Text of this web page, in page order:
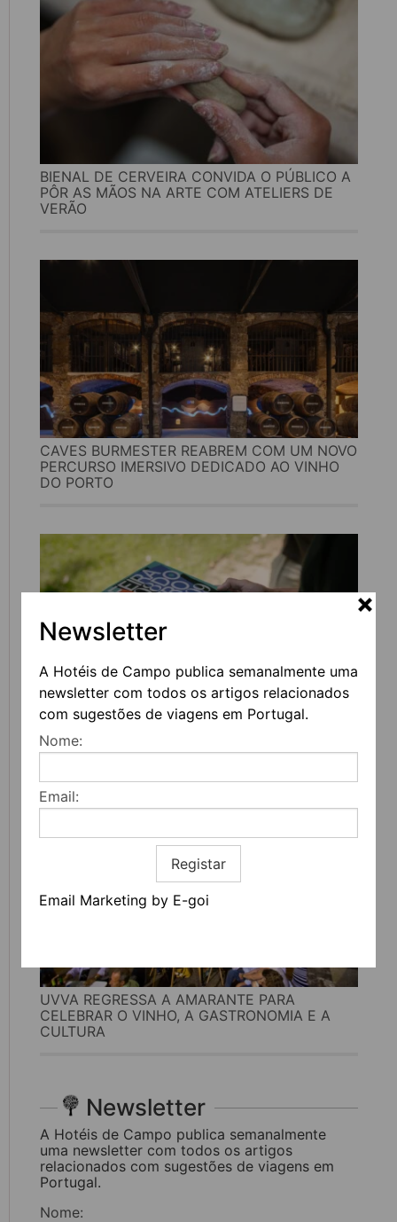
Newsletter
A Hotéis de Campo publica semanalmente uma
newsletter com todos os artigos relacionados
com sugestões de viagens em Portugal.
Nome:
Email:
Registar
Email Marketing by E-goi
BIENAL DE CERVEIRA CONVIDA O PÚBLICO A
PÔR AS MÃOS NA ARTE COM ATELIERS DE
VERÃO
CAVES BURMESTER REABREM COM UM NOVO
PERCURSO IMERSIVO DEDICADO AO VINHO
DO PORTO
FEIRA DO LIVRO DO PORTO REGRESSA COM
MAIS DE 200 ATIVIDADES DEDICADAS À
LITERATURA, MÚSICA E PENSAMENTO
UVVA REGRESSA A AMARANTE PARA
CELEBRAR O VINHO, A GASTRONOMIA E A
CULTURA
Newsletter
A Hotéis de Campo publica semanalmente
uma newsletter com todos os artigos
relacionados com sugestões de viagens em
Portugal.
Nome: